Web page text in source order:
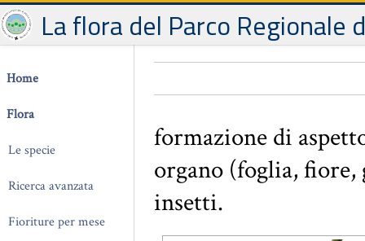
La flora del Parco Regionale
Home
Flora
Le specie
Ricerca avanzata
Fioriture per mese
formazione di
organo (foglia, fiore,
insetti.